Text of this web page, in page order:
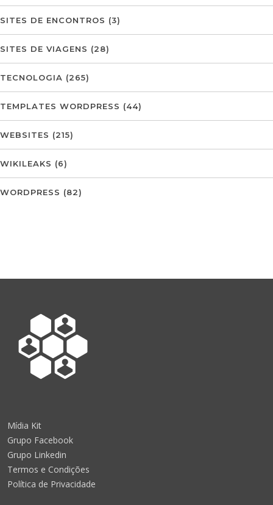
SITES DE ENCONTROS (3)
SITES DE VIAGENS (28)
TECNOLOGIA (265)
TEMPLATES WORDPRESS (44)
WEBSITES (215)
WIKILEAKS (6)
WORDPRESS (82)
Mídia Kit
Grupo Facebook
Grupo Linkedin
Termos e Condições
Política de Privacidade